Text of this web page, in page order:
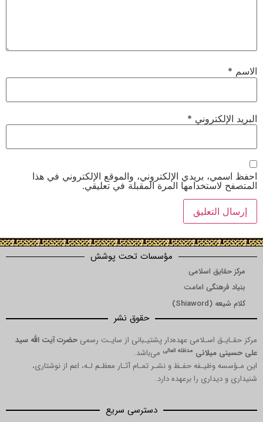
*
بريدي الإلكتروني، والموقع الإلكتروني في هذا
المرة المقبلة في تعليقي.
مؤسسات تحت پوشش
اسلامی
امامت
حقوق نشر
اسـلامی عهده‌دار پشتیـبانی از سایـت رسمیحضرت آیت الله سید
مدظله العالیمی‌باشد.
حفـظ و نشـر تمـام آثـار معظـم لـه، اعم از نوشتاری،
را برعهده دارد.
دسترسی سریع